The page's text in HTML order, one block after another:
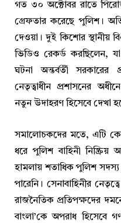
গত ৩০ অক্টোবর রাতে
গ্রেফতার করেছে পুলিশ।
দেওয়া। দুই কিশোর স্থানীয়
ভিডিও রেকর্ড করছিলেন,
ঘটনা অন্তর্বর্তী সরকারের
নেতৃত্বাধীন প্রশাসনের
নতুন উদাহরণ হিসেবে দেখা
সমালোচকদের মতে, এটি
ধরে পুলিশ বাহিনী নিষ্ক্রিয়
হামলায় শতাধিক পুলিশ সদস্য
পারেনি। সেনাবাহিনীর
রাজনৈতিক প্রতিপক্ষদের
বাংলা’কে অপরাধ হিসেবে